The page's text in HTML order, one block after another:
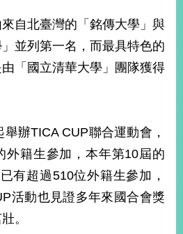
自北臺灣的「銘傳大學」與
並列第一名，而最具特色的
「國立清華大學」團隊獲得
辦TICA CUP聯合運動會，
外籍生參加，本年第10屆的
有超過510位外籍生參加，
活動也見證多年來國合會獎
。